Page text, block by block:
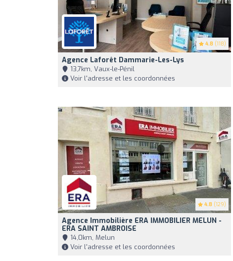
4.8 (118)
Agence Laforêt Dammarie-Les-Lys
13,7km, Vaux-le-Pénil
Voir l'adresse et les coordonnées
4.8 (129)
Agence Immobilière ERA IMMOBILIER MELUN -
ERA SAINT AMBROISE
14,0km, Melun
Voir l'adresse et les coordonnées